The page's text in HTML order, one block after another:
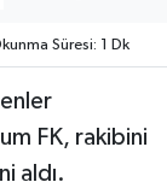
Süresi: 1 Dk
FK, rakibini
aldı.